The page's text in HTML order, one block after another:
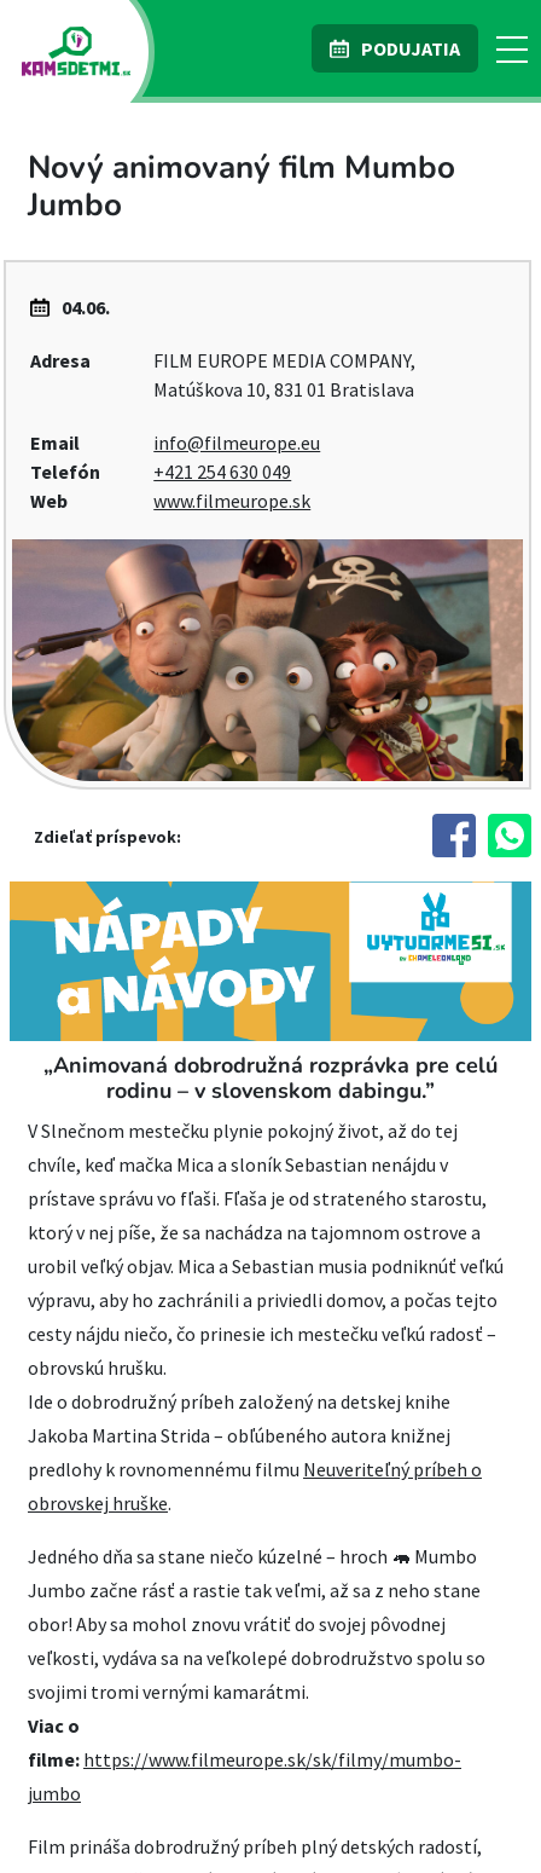
PODUJATIA
Nový animovaný film Mumbo
Jumbo
04.06.
Adresa
FILM EUROPE MEDIA COMPANY,
Matúškova 10, 831 01 Bratislava
Email
info@filmeurope.eu
Telefón
+421 254 630 049
Web
www.filmeurope.sk
Zdieľať príspevok:
„Animovaná dobrodružná rozprávka pre celú
rodinu – v slovenskom dabingu.”
V Slnečnom mestečku plynie pokojný život, až do tej
chvíle, keď mačka Mica a sloník Sebastian nenájdu v
prístave správu vo fľaši. Fľaša je od strateného starostu,
ktorý v nej píše, že sa nachádza na tajomnom ostrove a
urobil veľký objav. Mica a Sebastian musia podniknúť veľkú
výpravu, aby ho zachránili a priviedli domov, a počas tejto
cesty nájdu niečo, čo prinesie ich mestečku veľkú radosť –
obrovskú hrušku.
Ide o dobrodružný príbeh založený na detskej knihe
Jakoba Martina Strida – obľúbeného autora knižnej
predlohy k rovnomennému filmu Neuveriteľný príbeh o
obrovskej hruške.
Jedného dňa sa stane niečo kúzelné – hroch 🦛 Mumbo
Jumbo začne rásť a rastie tak veľmi, až sa z neho stane
obor! Aby sa mohol znovu vrátiť do svojej pôvodnej
veľkosti, vydáva sa na veľkolepé dobrodružstvo spolu so
svojimi tromi vernými kamarátmi.
Viac o
filme: https://www.filmeurope.sk/sk/filmy/mumbo-
jumbo
Film prináša dobrodružný príbeh plný detských radostí,